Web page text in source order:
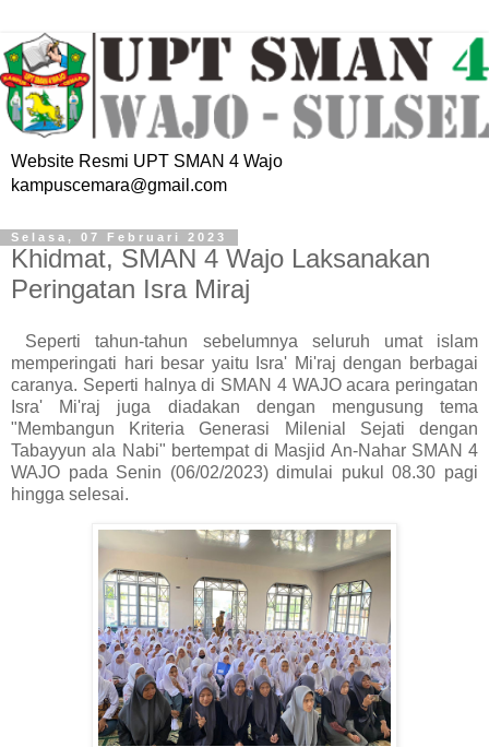
Website Resmi UPT SMAN 4 Wajo
kampuscemara@gmail.com
Selasa, 07 Februari 2023
Khidmat, SMAN 4 Wajo Laksanakan
Peringatan Isra Miraj
Seperti tahun-tahun sebelumnya seluruh umat islam
memperingati hari besar yaitu Isra' Mi'raj dengan berbagai
caranya. Seperti halnya di SMAN 4 WAJO acara peringatan
Isra' Mi'raj juga diadakan dengan mengusung tema
"Membangun Kriteria Generasi Milenial Sejati dengan
Tabayyun ala Nabi" bertempat di Masjid An-Nahar SMAN 4
WAJO pada Senin (06/02/2023) dimulai pukul 08.30 pagi
hingga selesai.